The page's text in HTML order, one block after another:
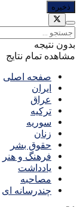
بدون نتیجه
مشاهده تمام نتایج
صفحه اصلی
ایران
عراق
ترکیه
سوریه
زنان
حقوق بشر
فرهنگ و هنر
یادداشت
مصاحبه
چندرسانه ای